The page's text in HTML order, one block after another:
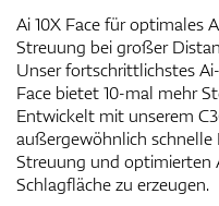
Ai 10X Face für optimales
Streuung bei großer
Unser fortschrittlichstes
Face bietet 10-mal mehr
Entwickelt mit unserem
außergewöhnlich
Streuung und optimierten
Schlagfläche zu erzeugen.